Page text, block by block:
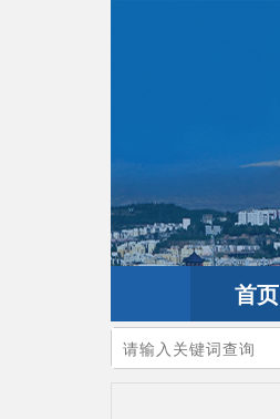
首页
您的当前位置：首页>要闻动态